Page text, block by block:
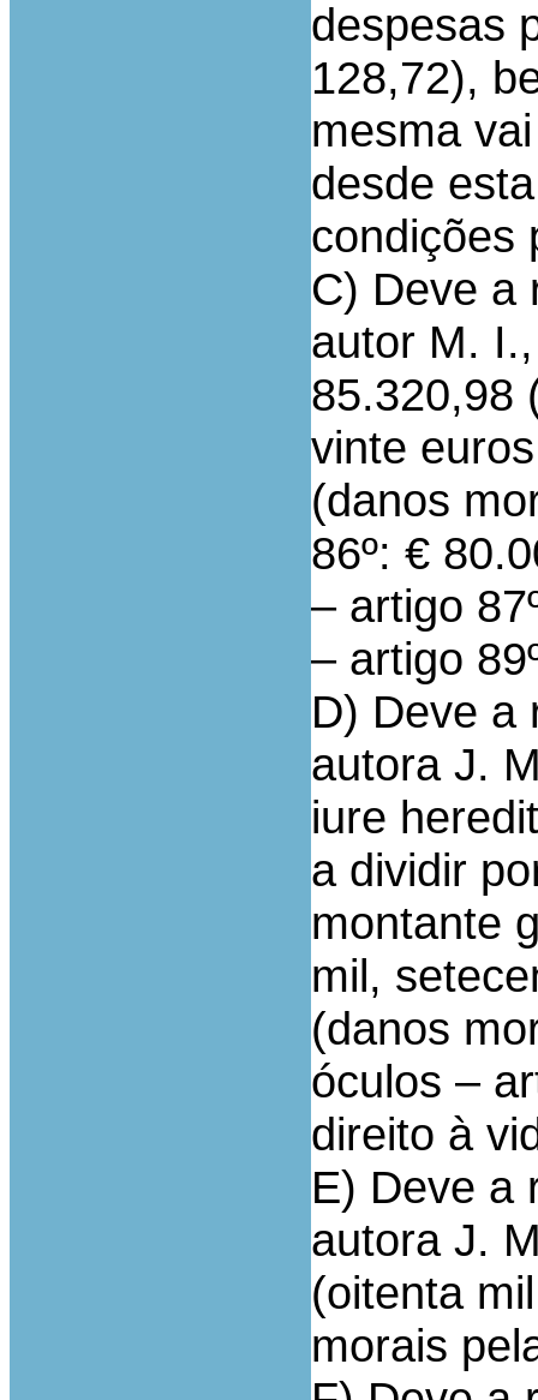
despesas
128,72),
mesma
desde
condições
C) Deve a
autor M.
85.320,98
vinte
(danos
86º: €
– artigo
– artigo
D) Deve a
autora J.
iure
a dividir
montante
mil,
(danos
óculos –
direito à
E) Deve a
autora J.
(oitenta
morais